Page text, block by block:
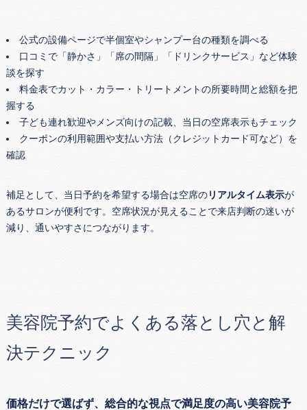
公式の設備ページで半個室やシャンプー台の種類を調べる
口コミで「静かさ」「席の間隔」「ドリンクサービス」など体験
談を探す
料金表でカット・カラー・トリートメントの所要時間と総額を把
握する
子ども連れ歓迎やメンズ向けの記載、当日の空席表示もチェック
クーポンの利用範囲や支払い方法（クレジットカード可など）を
確認
補足として、当日予約を希望する場合は空席のリアルタイム表示が
あるサロンが便利です。空席状況が見えることで来店判断の迷いが
減り、通いやすさにつながります。
美容院予約でよくある落とし穴と解
決テクニック
価格だけで選ばず、総合的な視点で満足度の高い美容院予